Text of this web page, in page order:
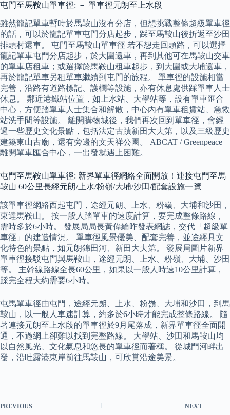
屯門至馬鞍山單車徑: － 單車徑元朗至上水段
雖然龍記單車暫時於馬鞍山沒有分店，但想挑戰整條超級單車徑
的話，可以於龍記單車屯門分店起步，踩至馬鞍山後折返至沙田
排頭村還車。 屯門至馬鞍山單車徑 若不想走回頭路，可以選擇
龍記單車屯門分店起步，於大圍還車，再到其他可在馬鞍山交車
的單車店租車；或選擇於馬鞍山租車起步，到大圍或大埔還車，
再於龍記單車另租單車繼續到屯門的旅程。 單車徑的設施相當
完善，沿路有道路標記、護欄等設施，亦有休息處供踩單車人士
休息。 鄰近港鐵站位置，如上水站、大學站等，設有單車匯合
中心，方便踏單車人士集合和解散，中心內有單車租賃站、急救
站洗手間等設施。 離開購物城後，我們再次回到單車徑，會經
過一些歷史文化景點，包括法定古蹟新田大夫第，以及三級歷史
建築東山古廟，還有旁邊的文天祥公園。 ABCAT / Greenpeace
離開單車匯合中心，一出發就遇上困難。
屯門至馬鞍山單車徑: 新界單車徑網絡全面開放！連接屯門至馬
鞍山 60公里長經元朗/上水/粉嶺/大埔/沙田/配套設施一覽
該單車徑網絡西起屯門，途經元朗、上水、粉嶺、大埔和沙田，
東達馬鞍山。 按一般人踏單車的速度計算，要完成整條路線，
需時多於6小時。 發展局局長黃偉綸昨發表網誌，交代「超級單
車徑」的建造情況。 單車徑風景優美、配套完善，並途經具文
化特色的景點，如元朗錦田河、新田大夫第。 發展局圖片新界
單車徑接駁屯門與馬鞍山，途經元朗、上水、粉嶺、大埔、沙田
等。 主幹線路線全長60公里，如果以一般人時速10公里計算，
踩完全程大約需要6小時。
屯馬單車徑由屯門，途經元朗、上水、粉嶺、大埔和沙田，到馬
鞍山，以一般人車速計算，約多於6小時才能完成整條路線。 隨
著連接元朗至上水段的單車徑於9月尾落成，新界單車徑全面開
通，不過網上卻難以找到完整路線。 大學站、沙田和馬鞍山均
以自然風光、文化氣息和悠長的單車徑而著稱。 從城門河畔出
發，沿吐露港東岸前往馬鞍山，可欣賞沿途美景。
PREVIOUS NEXT